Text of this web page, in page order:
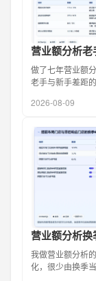
营业额分析
做了七年营业额
老手与新手差距
2026-08-09
营业额分析
我做营业额分析
化，很少由换季